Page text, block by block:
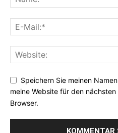
Speichern Sie meinen
meine Website für den
Browser.